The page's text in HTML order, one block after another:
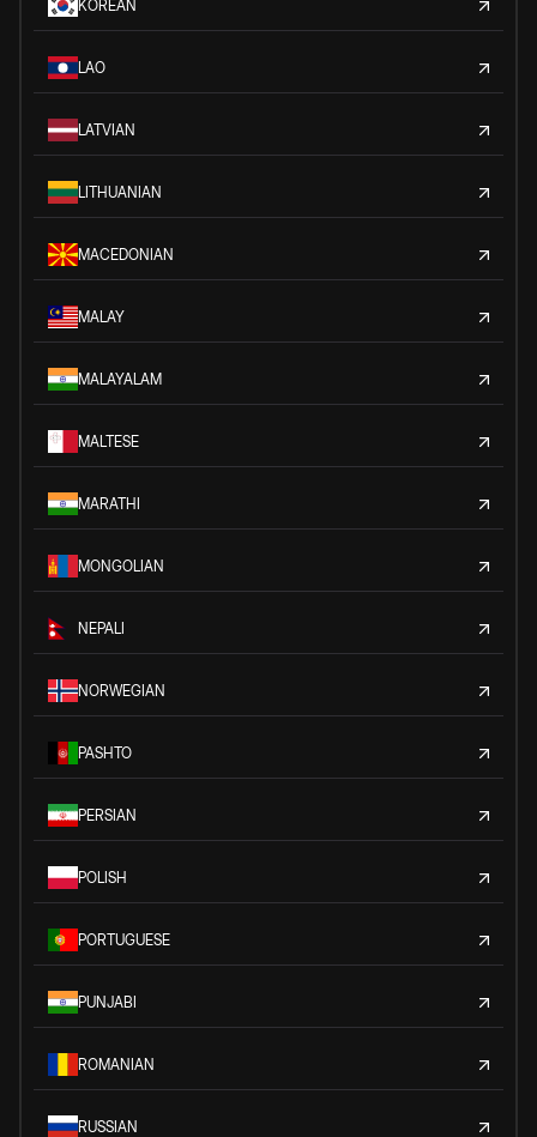
KOREAN
LAO
LATVIAN
LITHUANIAN
MACEDONIAN
MALAY
MALAYALAM
MALTESE
MARATHI
MONGOLIAN
NEPALI
NORWEGIAN
PASHTO
PERSIAN
POLISH
PORTUGUESE
PUNJABI
ROMANIAN
RUSSIAN